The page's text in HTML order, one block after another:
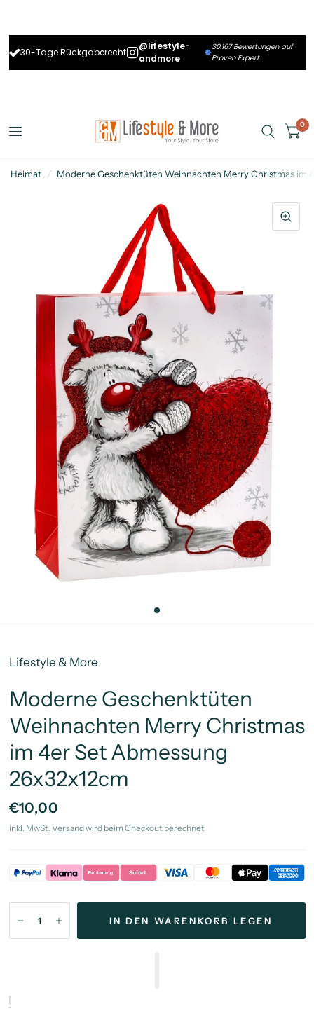
30-Tage Rückgaberecht
@lifestyle-
andmore
30.167 Bewertungen auf
Proven Expert
0
Heimat / Moderne Geschenktüten Weihnachten Merry Christmas im
Lifestyle & More
Moderne Geschenktüten
Weihnachten Merry Christmas
im 4er Set Abmessung
26x32x12cm
€10,00
inkl. MwSt. Versandwird beim Checkout berechnet
IN DEN WARENKORB LEGEN